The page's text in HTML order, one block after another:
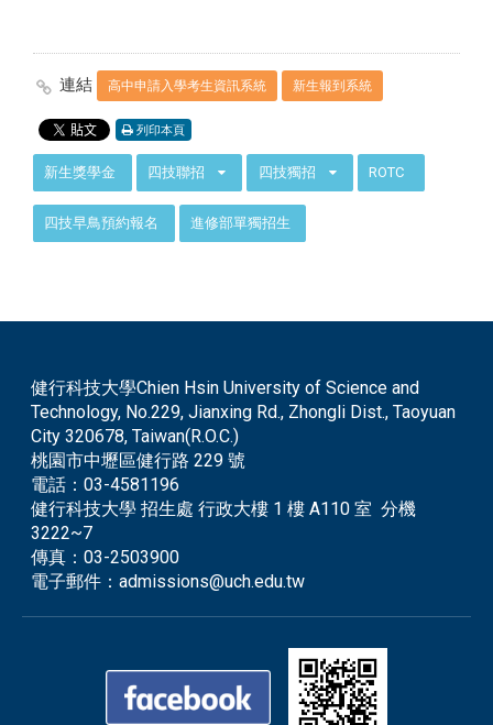
連結 高中申請入學考生資訊系統 新生報到系統
列印本頁
新生獎學金 四技聯招 四技獨招 ROTC
四技早鳥預約報名 進修部單獨招生
健行科技大學Chien Hsin University of Science and
Technology, No.229, Jianxing Rd., Zhongli Dist., Taoyuan
City 320678, Taiwan(R.O.C.)
桃園市中壢區健行路 229 號
電話：03-4581196
健行科技大學 招生處 行政大樓 1 樓 A110 室 分機
3222~7
傳真：03-2503900
電子郵件：admissions@uch.edu.tw